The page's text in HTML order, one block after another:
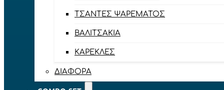
ΤΣΆΝΤΕΣ ΨΑΡΈΜΑΤΟΣ
ΒΑΛΙΤΣΆΚΙΑ
ΚΑΡΈΚΛΕΣ
ΔΙΆΦΟΡΑ